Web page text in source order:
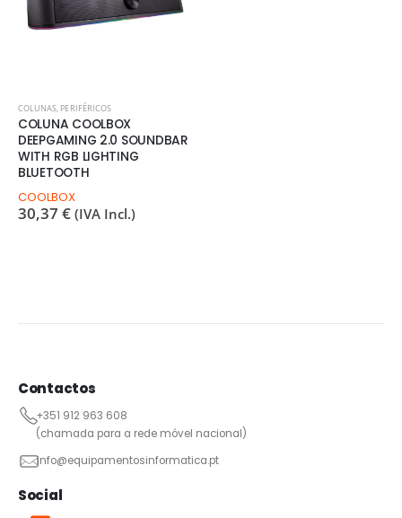
COLUNAS, PERIFÉRICOS
COLUNA COOLBOX
DEEPGAMING 2.0 SOUNDBAR
WITH RGB LIGHTING
BLUETOOTH
COOLBOX
30,37 € (IVA Incl.)
Contactos
+351 912 963 608
(chamada para a rede móvel nacional)
info@equipamentosinformatica.pt
Social